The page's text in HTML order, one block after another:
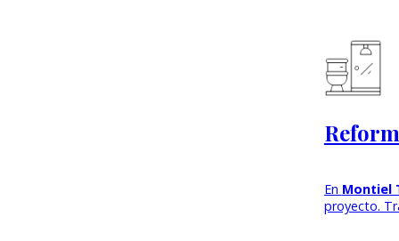
En Montiel
proyecto.